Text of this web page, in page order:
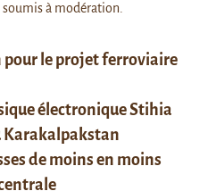
pour le projet ferroviaire
électronique Stihia
Karakalpakstan
de moins en moins
à modération.